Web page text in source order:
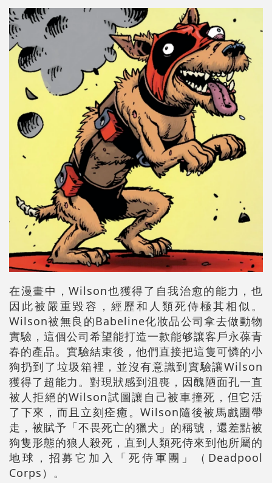
在漫畫中，Wilson也獲得了自我治愈的能力，也
因此被嚴重毀容，經歷和人類死侍極其相似。
Wilson被無良的Babeline化妝品公司拿去做動物
實驗，這個公司希望能打造一款能够讓客戶永葆青
春的產品。實驗結束後，他們直接把這隻可憐的小
狗扔到了垃圾箱裡，並沒有意識到實驗讓Wilson
獲得了超能力。對現狀感到沮喪，因醜陋面孔一直
被人拒絕的Wilson試圖讓自己被車撞死，但它活
了下來，而且立刻痊癒。Wilson隨後被馬戲團帶
走，被賦予「不畏死亡的獵犬」的稱號，還差點被
狗隻形態的狼人殺死，直到人類死侍來到他所屬的
地球，招募它加入「死侍軍團」（Deadpool
Corps）。